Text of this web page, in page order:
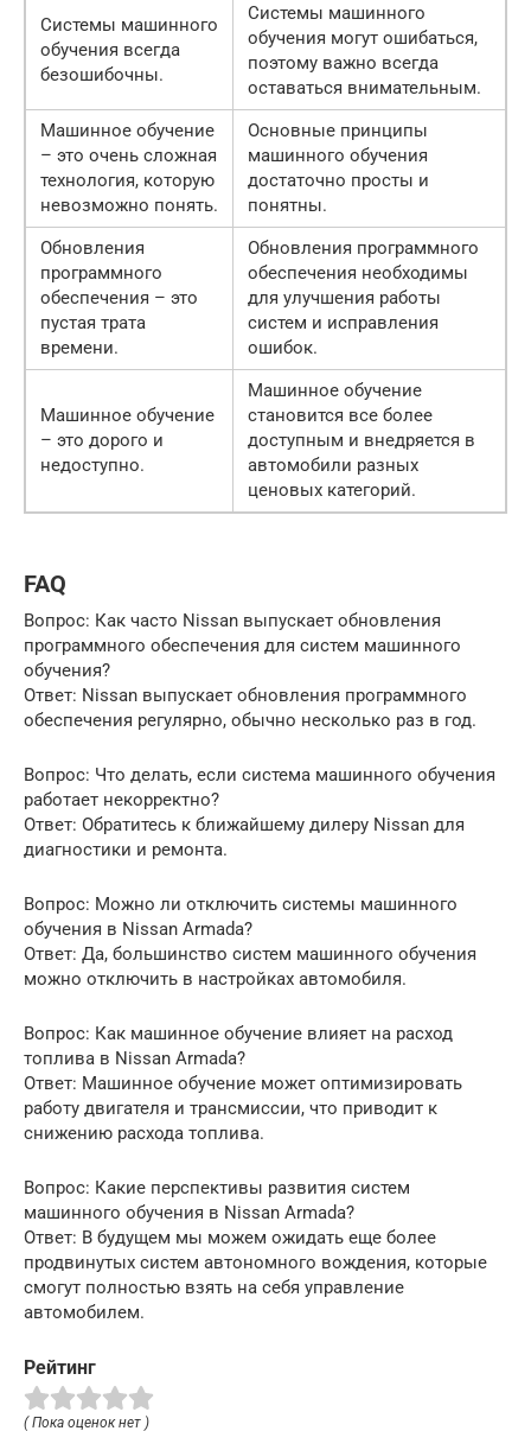
Системы машинного
обучения всегда
безошибочны.
Системы машинного
обучения могут ошибаться,
поэтому важно всегда
оставаться внимательным.
Машинное обучение
– это очень сложная
технология, которую
невозможно понять.
Основные принципы
машинного обучения
достаточно просты и
понятны.
Обновления
программного
обеспечения – это
пустая трата
времени.
Обновления программного
обеспечения необходимы
для улучшения работы
систем и исправления
ошибок.
Машинное обучение
– это дорого и
недоступно.
Машинное обучение
становится все более
доступным и внедряется в
автомобили разных
ценовых категорий.
FAQ
Вопрос: Как часто Nissan выпускает обновления
программного обеспечения для систем машинного
обучения?
Ответ: Nissan выпускает обновления программного
обеспечения регулярно, обычно несколько раз в год.
Вопрос: Что делать, если система машинного обучения
работает некорректно?
Ответ: Обратитесь к ближайшему дилеру Nissan для
диагностики и ремонта.
Вопрос: Можно ли отключить системы машинного
обучения в Nissan Armada?
Ответ: Да, большинство систем машинного обучения
можно отключить в настройках автомобиля.
Вопрос: Как машинное обучение влияет на расход
топлива в Nissan Armada?
Ответ: Машинное обучение может оптимизировать
работу двигателя и трансмиссии, что приводит к
снижению расхода топлива.
Вопрос: Какие перспективы развития систем
машинного обучения в Nissan Armada?
Ответ: В будущем мы можем ожидать еще более
продвинутых систем автономного вождения, которые
смогут полностью взять на себя управление
автомобилем.
Рейтинг
( Пока оценок нет )